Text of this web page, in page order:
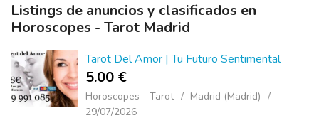
Listings de anuncios y clasificados en
Horoscopes - Tarot Madrid
Tarot Del Amor | Tu Futuro Sentimental
5.00 €
Horoscopes - Tarot
Madrid (Madrid)
29/07/2026